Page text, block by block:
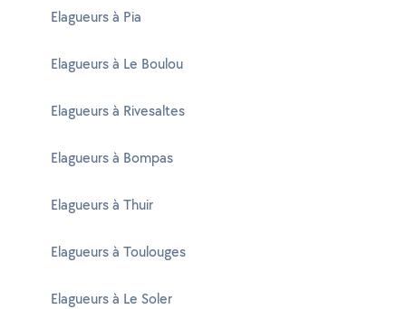
Elagueurs à Pia
Elagueurs à Le Boulou
Elagueurs à Rivesaltes
Elagueurs à Bompas
Elagueurs à Thuir
Elagueurs à Toulouges
Elagueurs à Le Soler